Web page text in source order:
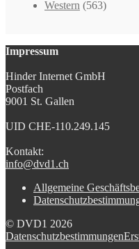
Western (563)
Impressum
Hinder Internet GmbH
Postfach
9001 St. Gallen
UID CHE-110.249.145
Kontakt:
info@dvd1.ch
Allgemeine
© DVD1 2026
Datenschutzbestimmungen